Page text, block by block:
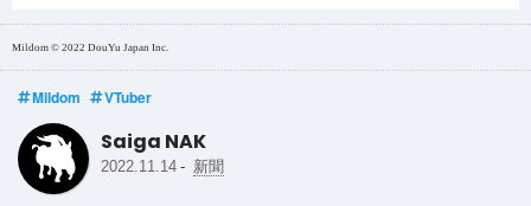
Mildom © 2022 DouYu Japan Inc.
Mildom VTuber
Saiga NAK
2022.11.14 - 新聞